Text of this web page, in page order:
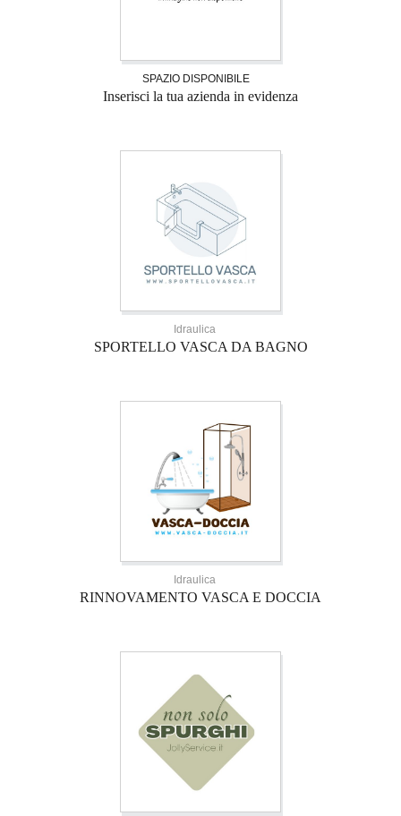
SPAZIO DISPONIBILE
Inserisci la tua azienda in evidenza
Idraulica
SPORTELLO VASCA DA BAGNO
Idraulica
RINNOVAMENTO VASCA E DOCCIA